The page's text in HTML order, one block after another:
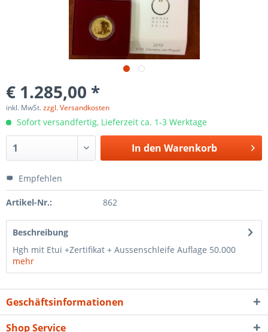
€ 1.285,00 *
inkl. MwSt.zzgl. Versandkosten
Sofort versandfertig, Lieferzeit ca. 1-3 Werktage
In den Warenkorb
Empfehlen
Artikel-Nr.: 862
Beschreibung
Hgh mit Etui +Zertifikat + Aussenschleife Auflage 50.000
mehr
Geschäftsinformationen
Shop Service